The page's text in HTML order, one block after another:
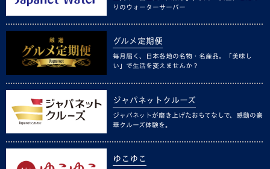
りのウォーターサーバー
グルメ定期便
毎月届く、日本各地の名物・名産品。「美味し
い」で生活を変えませんか？
ジャパネットクルーズ
ジャパネットが磨き上げたおもてなしで、感動の豪
華クルーズ体験を。
ゆこゆこ